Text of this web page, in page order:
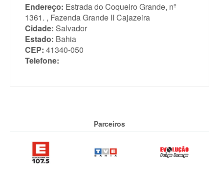
Endereço: Estrada do Coqueiro Grande, nº
1361. , Fazenda Grande II Cajazeira
Cidade: Salvador
Estado: Bahia
CEP: 41340-050
Telefone:
Parceiros